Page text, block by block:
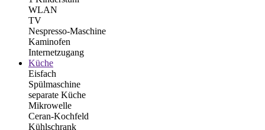
WLAN
TV
Nespresso-Maschine
Kaminofen
Internetzugang
Küche
Eisfach
Spülmaschine
separate Küche
Mikrowelle
Ceran-Kochfeld
Kühlschrank